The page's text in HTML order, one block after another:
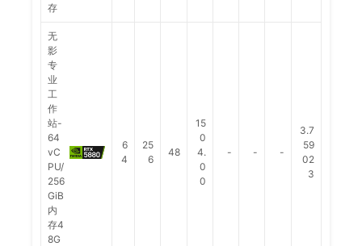
存
无
影
专
业
工
作
站-
64
vC
PU/
256
GiB
内
存4
8G
6
4
25
6
48
15
0
4.
0
0
- - -
3.7
59
02
3